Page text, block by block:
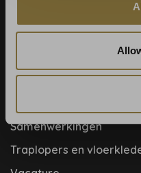
Help, mijn man is klusser
Meet the team!
Samenwerkingen
Traplopers en